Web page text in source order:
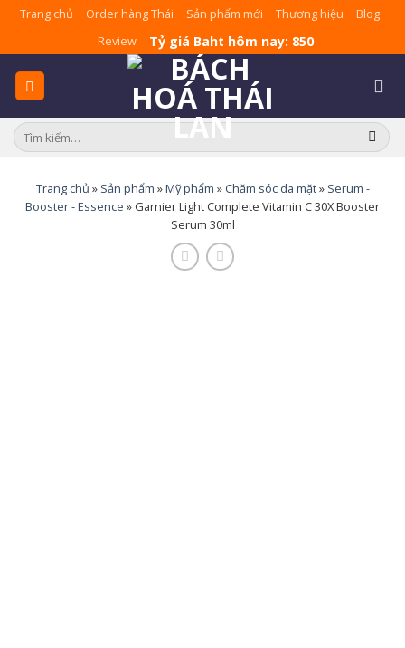
Skip
content
Trang chủ Order hàng Thái Sản phẩm mới Thương hiệu
Blog
Review
Tỷ giá Baht hôm nay: 850
Tìm
kiếm:
Trang chủ » Sản phẩm »Mỹ phẩm » Chăm sóc da mặt» Serum -
Booster - Essence » Garnier Light Complete Vitamin C 30X Booster
Serum 30ml